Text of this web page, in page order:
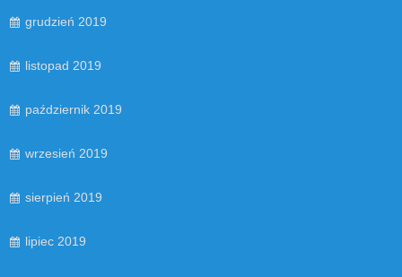
grudzień 2019
listopad 2019
październik 2019
wrzesień 2019
sierpień 2019
lipiec 2019